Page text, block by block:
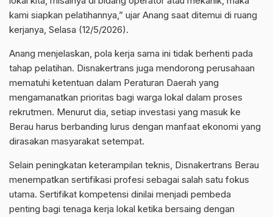
kami siapkan pelatihannya,” ujar Anang saat ditemui di ruang
kerjanya, Selasa (12/5/2026).
Anang menjelaskan, pola kerja sama ini tidak berhenti pada
tahap pelatihan. Disnakertrans juga mendorong perusahaan
mematuhi ketentuan dalam Peraturan Daerah yang
mengamanatkan prioritas bagi warga lokal dalam proses
rekrutmen. Menurut dia, setiap investasi yang masuk ke
Berau harus berbanding lurus dengan manfaat ekonomi yang
dirasakan masyarakat setempat.
Selain peningkatan keterampilan teknis, Disnakertrans Berau
menempatkan sertifikasi profesi sebagai salah satu fokus
utama. Sertifikat kompetensi dinilai menjadi pembeda
penting bagi tenaga kerja lokal ketika bersaing dengan